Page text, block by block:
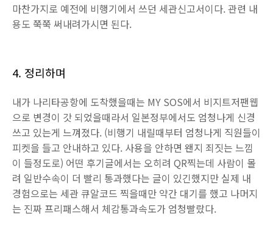
마찬가지로 예전에 비행기에서 쓰던 세관신고서이다. 관련 내
용도 쭉쭉 써내려가시면 된다.
4. 정리하며
내가 나리타공항에 도착했을때는 MY SOS에서 비지트저팬웹
으로 변경이 갓 되었을때라서 일본정부에서도 엄청나게 신경
쓰고 있는게 느껴졌다. (비행기 내릴때부터 엄청나게 직원들이
피켓을 들고 안내하고 있다. 사용을 안하면 왠지 죄짓는 느낌
이 들정도로) 어떤 후기글에서는 오히려 QR찍는데 사람이 몰
려 일반수속이 더 빨리 통과했다는 글이 있긴했지만 실제 내
경험으로는 세관 큐알코드 찍을때만 약간 대기를 했고 나머지
는 진짜 프리패스해서 체감통과속도가 엄청빨랐다.